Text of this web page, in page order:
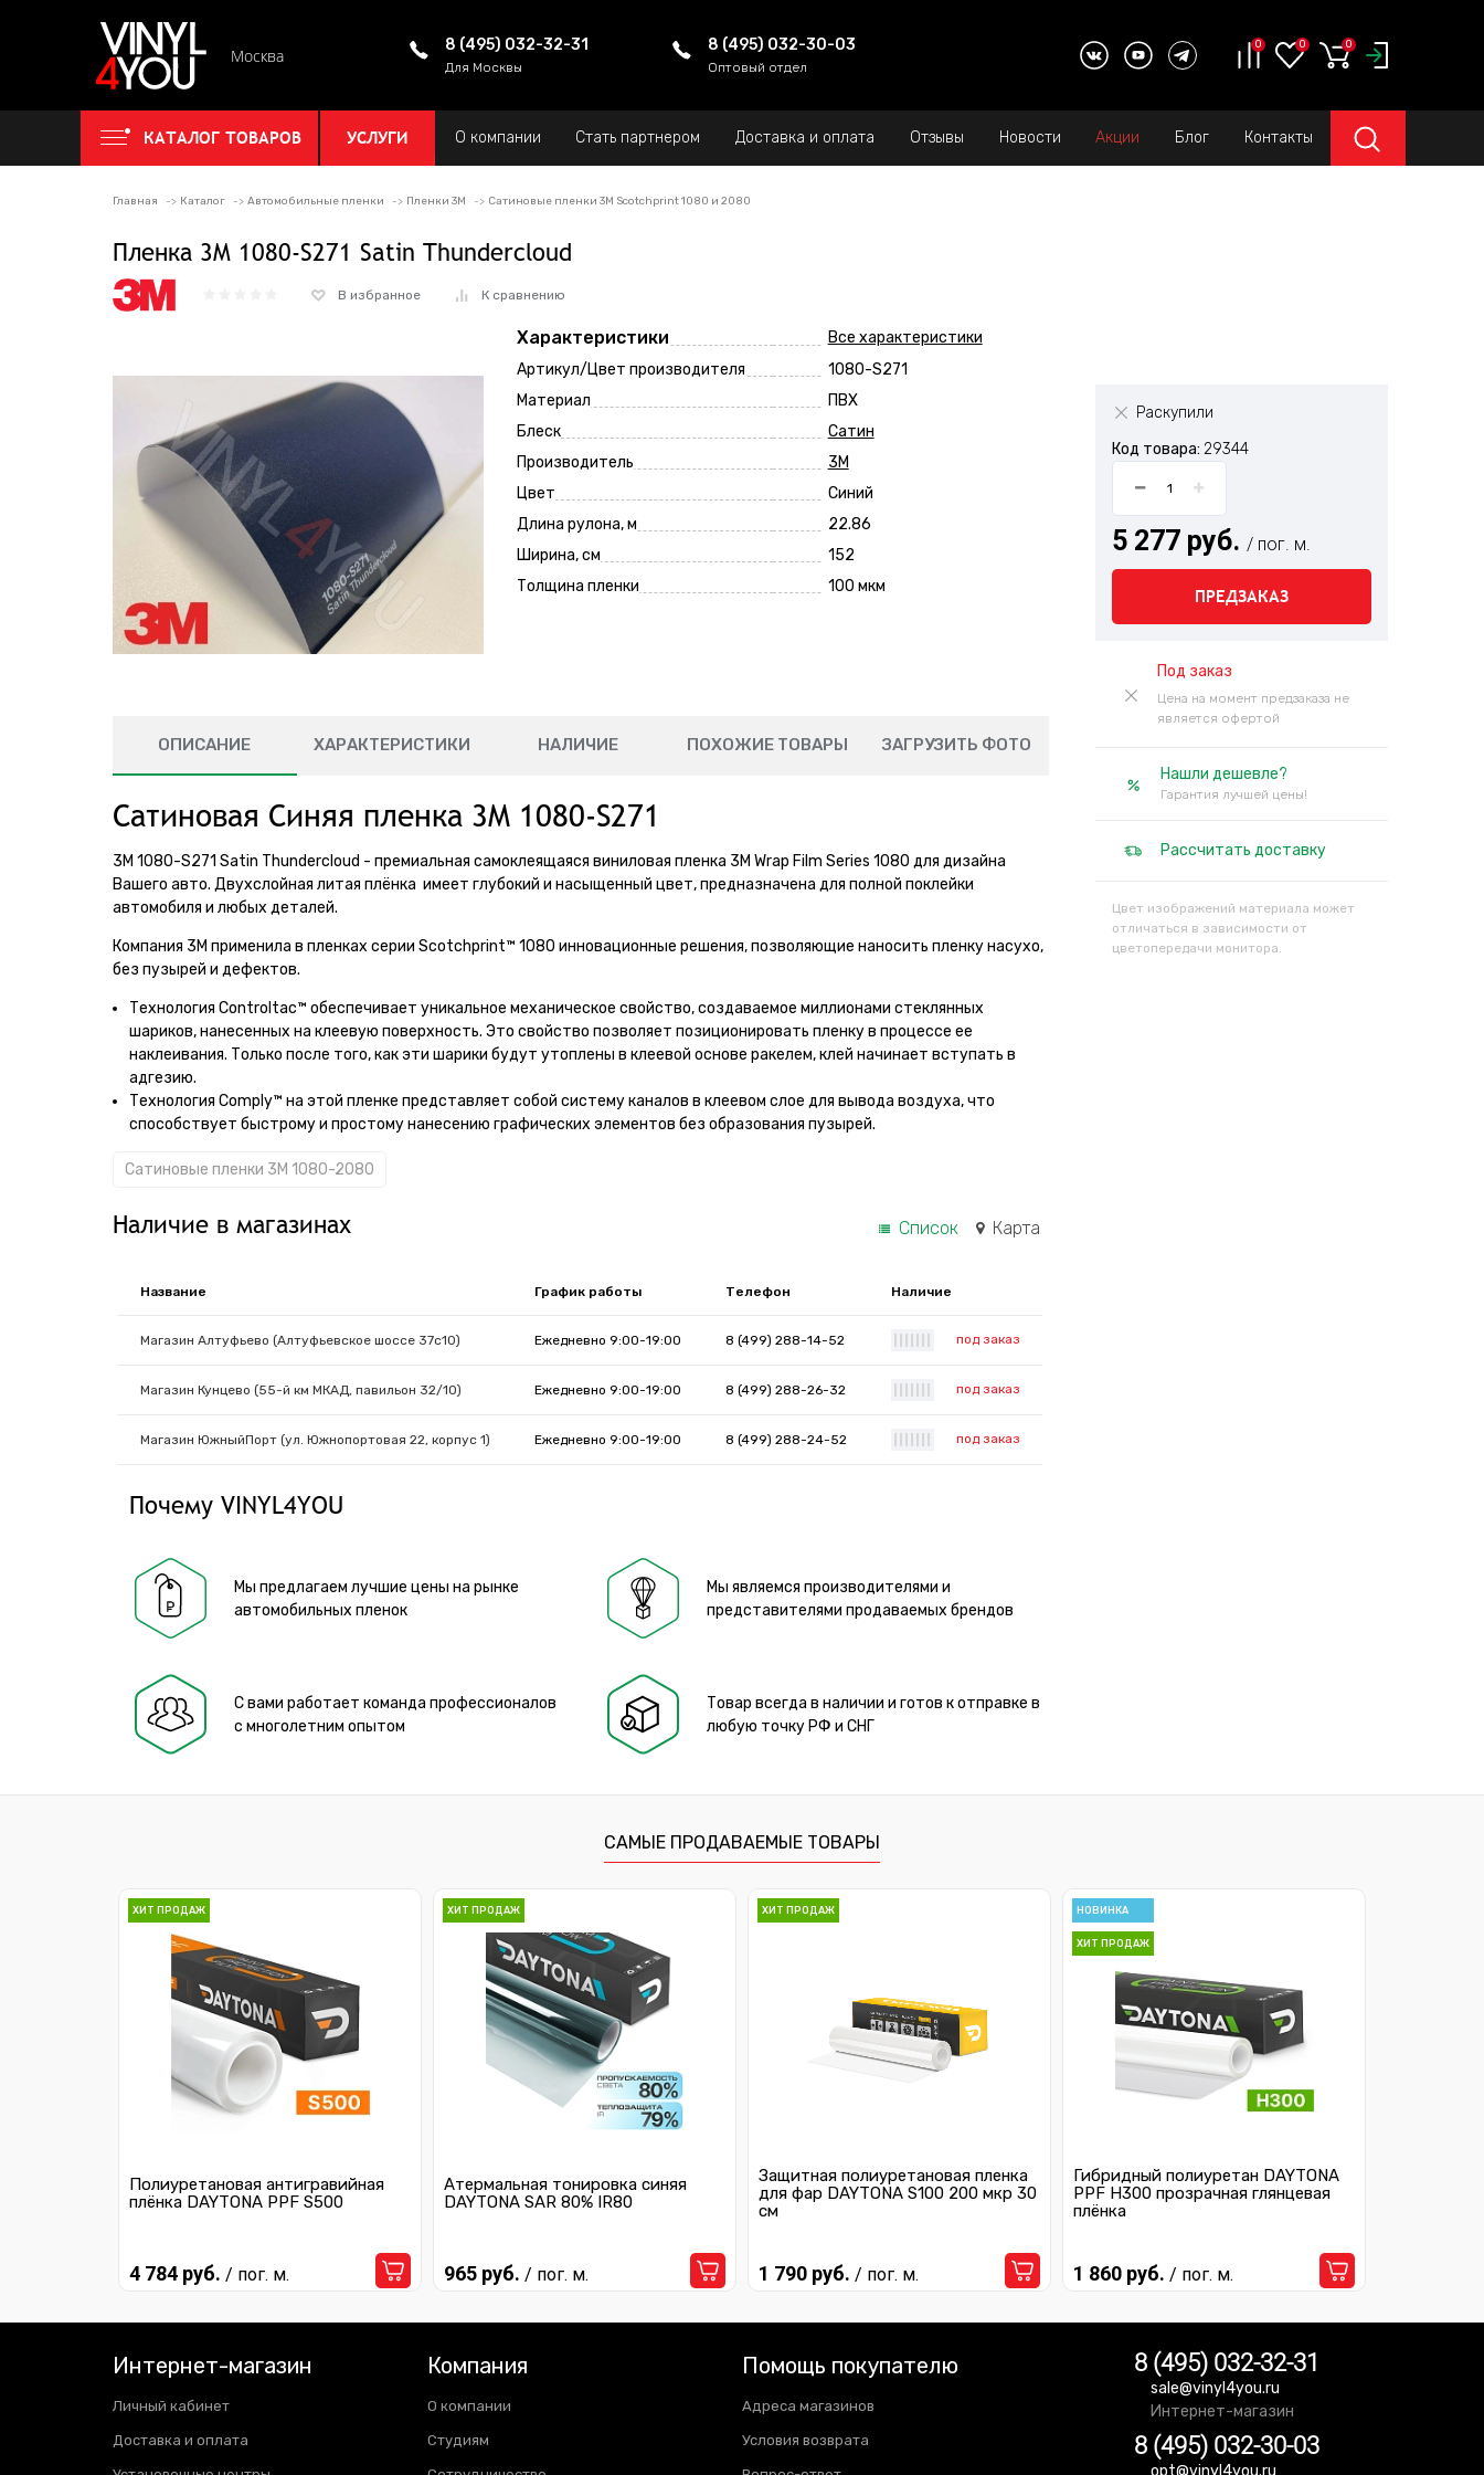
Москва
8 (495) 032-32-31
Для Москвы
8 (495) 032-30-03
Оптовый отдел
0 0 0
КАТАЛОГ ТОВАРОВ УСЛУГИ О компании Стать партнером Доставка и оплата Отзывы Новости Акции Блог Контакты
Главная Каталог Автомобильные пленки Пленки 3M Сатиновые пленки 3M Scotchprint 1080 и 2080
Пленка 3M 1080-S271 Satin Thundercloud
В избранное К сравнению
Характеристики
Все характеристики
Артикул/Цвет производителя
1080-S271
Материал
ПВХ
Блеск
Сатин
Производитель
3M
Цвет
Синий
Длина рулона, м
22.86
Ширина, см
152
Толщина пленки
100 мкм
Раскупили
Код товара: 29344
5 277 руб. / пог. м.
ПРЕДЗАКАЗ
Под заказ
Цена на момент предзаказа не
является офертой
Нашли дешевле?
Гарантия лучшей цены!
Рассчитать доставку
Цвет изображений материала может
отличаться в зависимости от
цветопередачи монитора.
ОПИСАНИЕ ХАРАКТЕРИСТИКИ НАЛИЧИЕ ПОХОЖИЕ ТОВАРЫ ЗАГРУЗИТЬ ФОТО
Сатиновая Синяя пленка 3M 1080-S271
3M 1080-S271 Satin Thundercloud - премиальная самоклеящаяся виниловая пленка 3M Wrap Film Series 1080 для дизайна
Вашего авто. Двухслойная литая плёнка имеет глубокий и насыщенный цвет, предназначена для полной поклейки
автомобиля и любых деталей.
Компания 3М применила в пленках серии Scotchprint™ 1080 инновационные решения, позволяющие наносить пленку насухо,
без пузырей и дефектов.
Технология Controltac™ обеспечивает уникальное механическое свойство, создаваемое миллионами стеклянных
шариков, нанесенных на клеевую поверхность. Это свойство позволяет позиционировать пленку в процессе ее
наклеивания. Только после того, как эти шарики будут утоплены в клеевой основе ракелем, клей начинает вступать в
адгезию.
Технология Comply™ на этой пленке представляет собой систему каналов в клеевом слое для вывода воздуха, что
способствует быстрому и простому нанесению графических элементов без образования пузырей.
Сатиновые пленки 3M 1080-2080
Наличие в магазинах Список Карта
Название График работы Телефон Наличие
Магазин Алтуфьево (Алтуфьевское шоссе 37с10) Ежедневно 9:00-19:00 8 (499) 288-14-52 под заказ
Магазин Кунцево (55-й км МКАД, павильон 32/10) Ежедневно 9:00-19:00 8 (499) 288-26-32 под заказ
Магазин ЮжныйПорт (ул. Южнопортовая 22, корпус 1) Ежедневно 9:00-19:00 8 (499) 288-24-52 под заказ
Почему VINYL4YOU
Мы предлагаем лучшие цены на рынке
автомобильных пленок
Мы являемся производителями и
представителями продаваемых брендов
С вами работает команда профессионалов
с многолетним опытом
Товар всегда в наличии и готов к отправке в
любую точку РФ и СНГ
САМЫЕ ПРОДАВАЕМЫЕ ТОВАРЫ
ХИТ ПРОДАЖ
Полиуретановая антигравийная
плёнка DAYTONA PPF S500
4 784 руб. / пог. м.
ХИТ ПРОДАЖ
Атермальная тонировка синяя
DAYTONA SAR 80% IR80
965 руб. / пог. м.
ХИТ ПРОДАЖ
Защитная полиуретановая пленка
для фар DAYTONA S100 200 мкр 30
см
1 790 руб. / пог. м.
НОВИНКА
ХИТ ПРОДАЖ
Гибридный полиуретан DAYTONA
PPF H300 прозрачная глянцевая
плёнка
1 860 руб. / пог. м.
Интернет-магазин
Личный кабинет
Доставка и оплата
Компания
О компании
Студиям
Помощь покупателю
Адреса магазинов
Условия возврата
8 (495) 032-32-31
sale@vinyl4you.ru
Интернет-магазин
8 (495) 032-30-03
opt@vinyl4you.ru